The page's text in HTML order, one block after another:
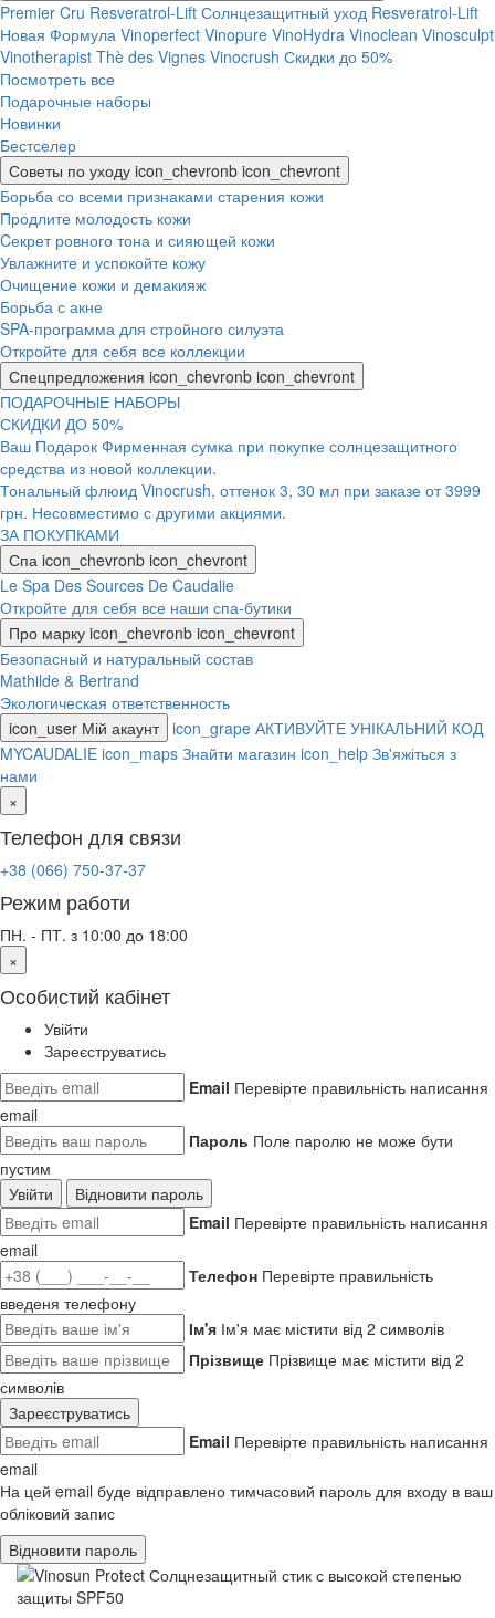
Premier Cru Resveratrol-Lift Солнцезащитный уход Resveratrol-Lift
Новая Формула Vinoperfect Vinopure VinoHydra Vinoclean Vinosculpt
Vinotherapist Thè des Vignes Vinocrush Скидки до 50%
Посмотреть все
Подарочные наборы
Новинки
Бестселер
Советы по уходу icon_chevronb icon_chevront
Борьба со всеми признаками старения кожи
Продлите молодость кожи
Cекрет ровного тона и сияющей кожи
Увлажните и успокойте кожу
Очищение кожи и демакияж
Борьба с акне
SPA-программа для стройного силуэта
Откройте для себя все коллекции
Спецпредложения icon_chevronb icon_chevront
ПОДАРОЧНЫЕ НАБОРЫ
СКИДКИ ДО 50%
Ваш Подарок Фирменная сумка при покупке солнцезащитного
средства из новой коллекции.
Тональный флюид Vinocrush, оттенок 3, 30 мл при заказе от 3999
грн. Несовместимо с другими акциями.
ЗА ПОКУПКАМИ
Спа icon_chevronb icon_chevront
Le Spa Des Sources De Caudalie
Откройте для себя все наши спа-бутики
Про марку icon_chevronb icon_chevront
Безопасный и натуральный состав
Mathilde & Bertrand
Экологическая ответственность
icon_user Мій акаунт icon_grape АКТИВУЙТЕ УНІКАЛЬНИЙ КОД
MYCAUDALIE icon_maps Знайти магазин icon_help Зв'яжіться з
нами
×
Телефон для связи
+38 (066) 750-37-37
Режим работи
ПН. - ПТ. з 10:00 до 18:00
×
Особистий кабінет
Увійти
Зареєструватись
Email Перевірте правильність написання
email
Пароль Поле паролю не може бути
пустим
Увійти
Відновити пароль
Email Перевірте правильність написання
email
Телефон Перевірте правильність
введеня телефону
Ім'я Ім'я має містити від 2 символів
Прізвище Прізвище має містити від 2
символів
Зареєструватись
Email Перевірте правильність написання
email
На цей email буде відправлено тимчасовий пароль для входу в ваш
обліковий запис
Відновити пароль